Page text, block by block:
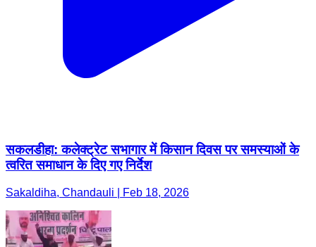
सकलडीहा: कलेक्ट्रेट सभागार में किसान दिवस पर समस्याओं के
त्वरित समाधान के दिए गए निर्देश
Sakaldiha, Chandauli | Feb 18, 2026